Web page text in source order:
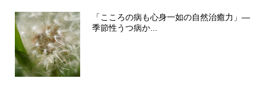
「こころの病も心身一如の自然治癒力」―
季節性うつ病か...